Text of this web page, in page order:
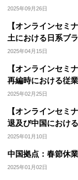
2025年09月26日
【オンラインセミ
土における日系ブ
セミナー（参加無料
2025年04月15日
【オンラインセミ
再編時における従
2025年02月25日
【オンラインセミ
退及び中国におけ
2025年01月10日
中国拠点：春節休
2025年01月02日